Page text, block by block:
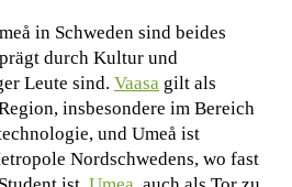
in Schweden sind beides
durch Kultur und
Leute sind. Vaasa gilt als
insbesondere im Bereich
und Umeå ist
Nordschwedens, wo fast